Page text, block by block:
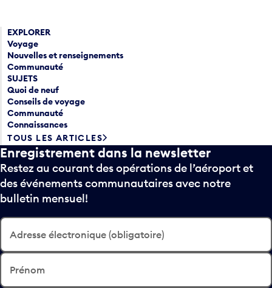
EXPLORER
Voyage
Nouvelles et renseignements
Communauté
SUJETS
Quoi de neuf
Conseils de voyage
Communauté
Connaissances
TOUS LES ARTICLES
Enregistrement dans la newsletter
Restez au courant des opérations de l’aéroport et
des événements communautaires avec notre
bulletin mensuel!
Adresse électronique (obligatoire)
Prénom